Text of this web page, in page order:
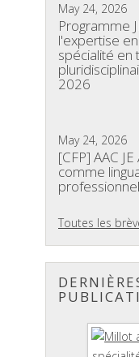
May 24, 2026
Programme
l'expertise
spécialité en
2026
May 24, 2026
[CFP] AAC JE
comme
Toutes les